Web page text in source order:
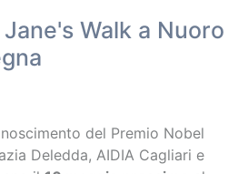
Walk a Nuoro
del Premio Nobel
Deledda, AIDIA Cagliari e